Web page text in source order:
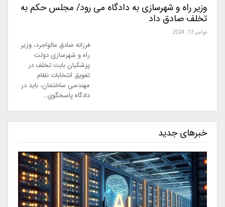
وزیر راه و شهرسازی به دادگاه می رود/ مجلس حکم به
تخلف صادق داد
نوامبر 13, 2024
فرزانه صادق مالواجرد، وزیر
راه و شهرسازی دولت
پزشکیان بابت تخلف در
تعویق انتخابات نظام
مهندسی ساختمان، باید در
دادگاه پاسخگوی…
خبرهای جدید